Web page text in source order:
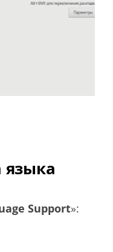
языка
Support»: